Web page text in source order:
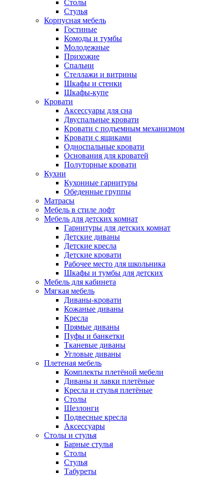
Столы
Стулья
Корпусная мебель
Гостиные
Комоды и тумбы
Молодежные
Прихожие
Спальни
Стеллажи и витрины
Шкафы и стенки
Шкафы-купе
Кровати
Аксессуары для сна
Двуспальные кровати
Кровати с подъемным механизмом
Кровати с ящиками
Односпальные кровати
Основания для кроватей
Полуторные кровати
Кухни
Кухонные гарнитуры
Обеденные группы
Матрасы
Мебель в стиле лофт
Мебель для детских комнат
Гарнитуры для детских комнат
Детские диваны
Детские кресла
Детские кровати
Рабочее место для школьника
Шкафы и тумбы для детских
Мебель для кабинета
Мягкая мебель
Диваны-кровати
Кожаные диваны
Кресла
Прямые диваны
Пуфы и банкетки
Тканевые диваны
Угловые диваны
Плетеная мебель
Комплекты плетёной мебели
Диваны и лавки плетёные
Кресла и стулья плетёные
Столы
Шезлонги
Подвесные кресла
Аксессуары
Столы и стулья
Барные стулья
Столы
Стулья
Табуреты